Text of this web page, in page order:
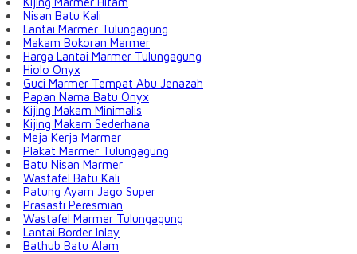
Nisan Batu Kali
Lantai Marmer Tulungagung
Makam Bokoran Marmer
Harga Lantai Marmer Tulungagung
Hiolo Onyx
Guci Marmer Tempat Abu Jenazah
Papan Nama Batu Onyx
Kijing Makam Minimalis
Kijing Makam Sederhana
Meja Kerja Marmer
Plakat Marmer Tulungagung
Batu Nisan Marmer
Wastafel Batu Kali
Patung Ayam Jago Super
Prasasti Peresmian
Wastafel Marmer Tulungagung
Lantai Border Inlay
Bathub Batu Alam